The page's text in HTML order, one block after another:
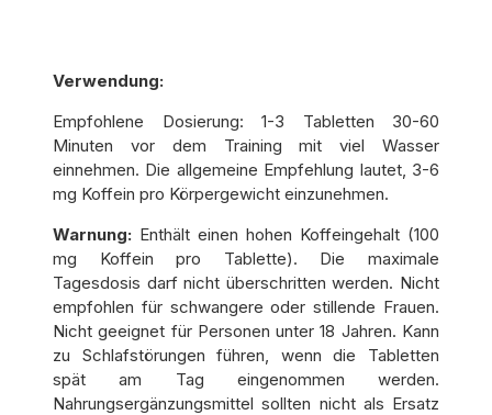
Verwendung:
Empfohlene Dosierung: 1-3 Tabletten 30-60
Minuten vor dem Training mit viel Wasser
einnehmen. Die allgemeine Empfehlung lautet, 3-6
mg Koffein pro Körpergewicht einzunehmen.
Warnung: Enthält einen hohen Koffeingehalt (100
mg Koffein pro Tablette). Die maximale
Tagesdosis darf nicht überschritten werden. Nicht
empfohlen für schwangere oder stillende Frauen.
Nicht geeignet für Personen unter 18 Jahren. Kann
zu Schlafstörungen führen, wenn die Tabletten
spät am Tag eingenommen werden.
Nahrungsergänzungsmittel sollten nicht als Ersatz